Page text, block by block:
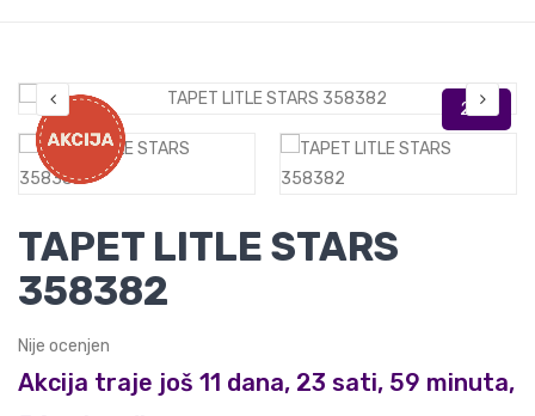
TAPET LITLE STARS
358382
Nije ocenjen
Akcija traje još 11 dana, 23 sati, 59 minuta,